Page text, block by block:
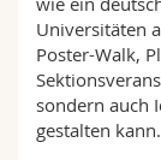
Universitäten
Poster-Walk,
sondern auch
gestalten kann.